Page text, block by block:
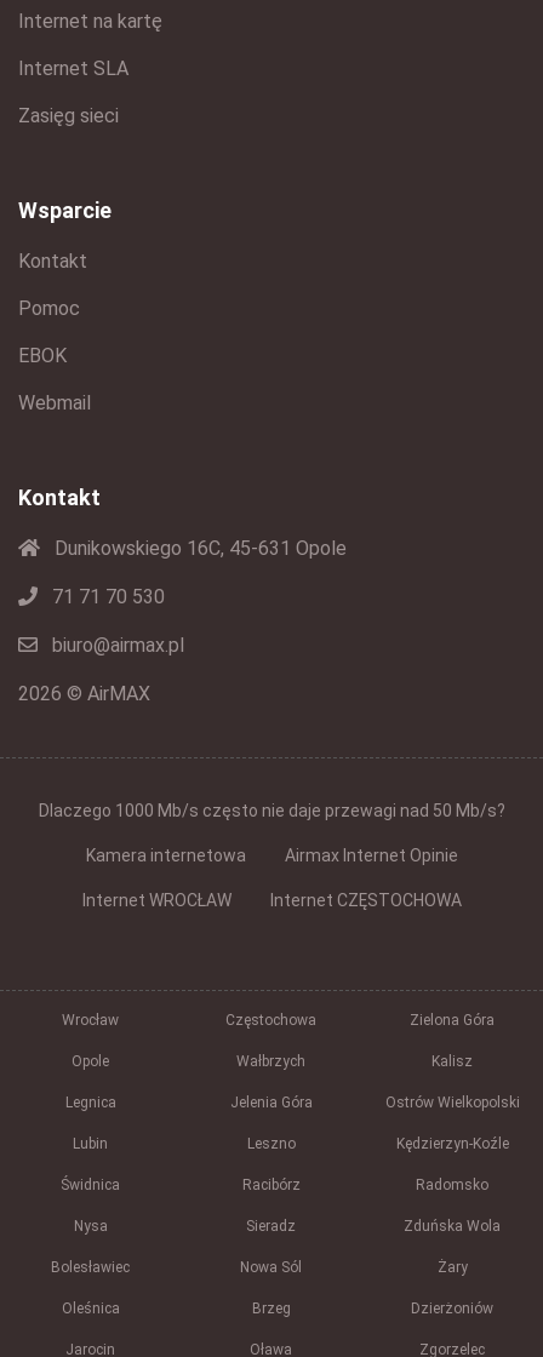
Internet na kartę
Internet SLA
Zasięg sieci
Wsparcie
Kontakt
Pomoc
EBOK
Webmail
Kontakt
Dunikowskiego 16C, 45-631 Opole
71 71 70 530
biuro@airmax.pl
2026 © AirMAX
Dlaczego 1000 Mb/s często nie daje przewagi nad 50 Mb/s?
Kamera internetowa Airmax Internet Opinie
Internet WROCŁAW Internet CZĘSTOCHOWA
Wrocław Częstochowa Zielona Góra
Opole Wałbrzych Kalisz
Legnica Jelenia Góra Ostrów Wielkopolski
Lubin Leszno Kędzierzyn-Koźle
Świdnica Racibórz Radomsko
Nysa Sieradz Zduńska Wola
Bolesławiec Nowa Sól Żary
Oleśnica Brzeg Dzierżoniów
Jarocin Oława Zgorzelec